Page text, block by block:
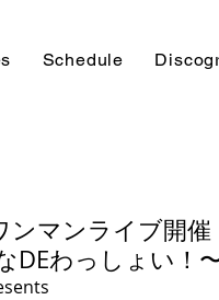
Schedule
マンライブ開催
DEわっしょい！